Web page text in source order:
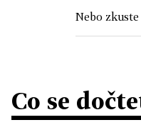
Nebo zkuste
Co se